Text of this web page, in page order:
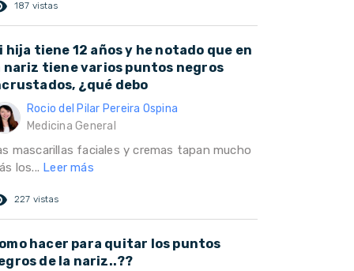
187 vistas
hija tiene 12 años y he notado que en
nariz tiene varios puntos negros
¿qué debo
Rocio del Pilar Pereira Ospina
Medicina General
mascarillas faciales y cremas tapan mucho
los... Leer más
227 vistas
hacer para quitar los puntos
de la nariz..??